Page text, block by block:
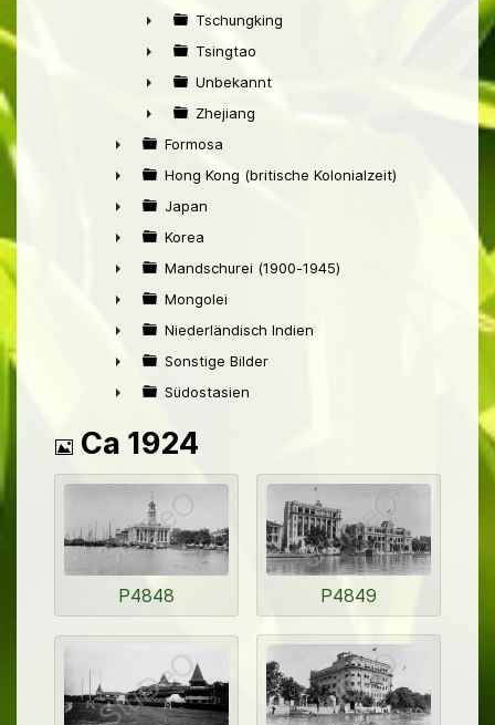
►
►
Tschungking
►
Tsingtao
►
Unbekannt
►
Zhejiang
►
Formosa
►
Hong Kong (britische Kolonialzeit)
►
Japan
►
Korea
►
Mandschurei (1900-1945)
►
Mongolei
►
Niederländisch Indien
►
Sonstige Bilder
Südostasien
Bild
Ca 1924
P4848 P4849